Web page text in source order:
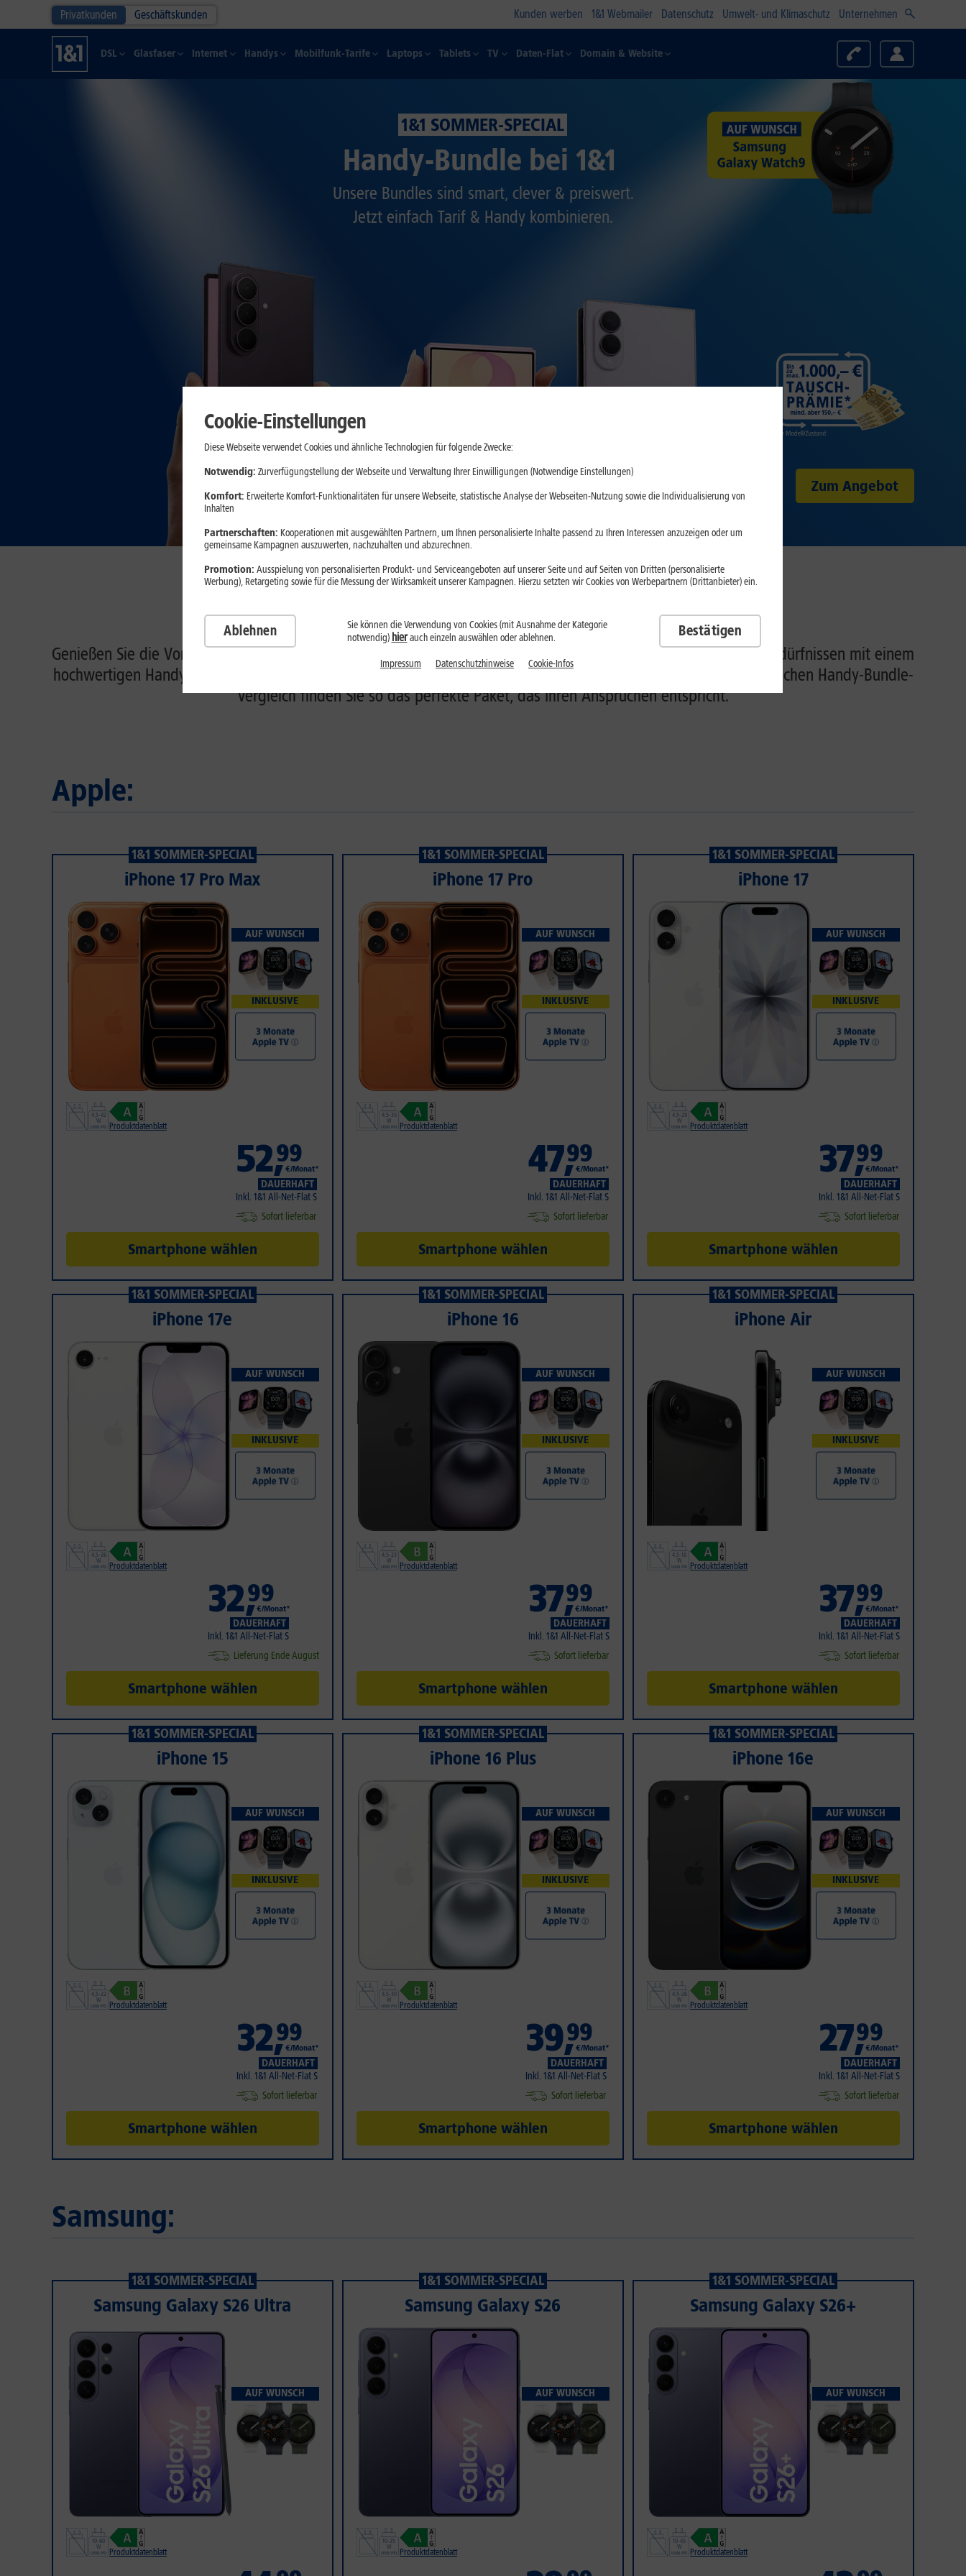
Privatkunden Geschäftskunden Kunden werben 1&1 Webmailer Datenschutz Umwelt- und Klimaschutz Unternehmen
DSL Glasfaser Internet Handys Mobilfunk-Tarife Laptops Tablets TV Daten-Flat Domain & Website
1&1 SOMMER-SPECIAL
Handy-Bundle bei 1&1
Unsere Bundles sind smart, clever & preiswert.
Jetzt einfach Tarif & Handy kombinieren.
Zum Angebot
Günstige Handy-Bundle Angebote
Genießen Sie die Vorteile eines Handy-Bundles. Bei 1&1 haben Sie die Möglichkeit eine All-Net-Flat nach Ihren Bedürfnissen mit einem
hochwertigen Handy zu vergünstigten Konditionen zu kombinieren. So sparen Sie gleich doppelt. Mit einem einfachen Handy-Bundle-
Vergleich finden Sie so das perfekte Paket, das Ihren Ansprüchen entspricht.
Apple:
1&1 SOMMER-SPECIAL
iPhone 17 Pro Max
AUF WUNSCH
INKLUSIVE
Produktdatenblatt
52,99
€/Monat*
DAUERHAFT
Inkl. 1&1 All-Net-Flat S
Sofort lieferbar
Smartphone wählen
1&1 SOMMER-SPECIAL
iPhone 17 Pro
AUF WUNSCH
INKLUSIVE
Produktdatenblatt
47,99
€/Monat*
DAUERHAFT
Inkl. 1&1 All-Net-Flat S
Sofort lieferbar
Smartphone wählen
1&1 SOMMER-SPECIAL
iPhone 17
AUF WUNSCH
INKLUSIVE
Produktdatenblatt
37,99
€/Monat*
DAUERHAFT
Inkl. 1&1 All-Net-Flat S
Sofort lieferbar
Smartphone wählen
1&1 SOMMER-SPECIAL
iPhone 17e
AUF WUNSCH
INKLUSIVE
Produktdatenblatt
32,99
€/Monat*
DAUERHAFT
Inkl. 1&1 All-Net-Flat S
Lieferung Ende August
Smartphone wählen
1&1 SOMMER-SPECIAL
iPhone 16
AUF WUNSCH
INKLUSIVE
Produktdatenblatt
37,99
€/Monat*
DAUERHAFT
Inkl. 1&1 All-Net-Flat S
Sofort lieferbar
Smartphone wählen
1&1 SOMMER-SPECIAL
iPhone Air
AUF WUNSCH
INKLUSIVE
Produktdatenblatt
37,99
€/Monat*
DAUERHAFT
Inkl. 1&1 All-Net-Flat S
Sofort lieferbar
Smartphone wählen
1&1 SOMMER-SPECIAL
iPhone 15
AUF WUNSCH
INKLUSIVE
Produktdatenblatt
32,99
€/Monat*
DAUERHAFT
Inkl. 1&1 All-Net-Flat S
Sofort lieferbar
Smartphone wählen
1&1 SOMMER-SPECIAL
iPhone 16 Plus
AUF WUNSCH
INKLUSIVE
Produktdatenblatt
39,99
€/Monat*
DAUERHAFT
Inkl. 1&1 All-Net-Flat S
Sofort lieferbar
Smartphone wählen
1&1 SOMMER-SPECIAL
iPhone 16e
AUF WUNSCH
INKLUSIVE
Produktdatenblatt
27,99
€/Monat*
DAUERHAFT
Inkl. 1&1 All-Net-Flat S
Sofort lieferbar
Smartphone wählen
Samsung:
1&1 SOMMER-SPECIAL
Samsung Galaxy S26 Ultra
AUF WUNSCH
Produktdatenblatt
1&1 SOMMER-SPECIAL
Samsung Galaxy S26
AUF WUNSCH
Produktdatenblatt
1&1 SOMMER-SPECIAL
Samsung Galaxy S26+
AUF WUNSCH
Produktdatenblatt
Cookie-Einstellungen
Diese Webseite verwendet Cookies und ähnliche Technologien für folgende Zwecke:
Notwendig: Zurverfügungstellung der Webseite und Verwaltung Ihrer Einwilligungen (Notwendige Einstellungen)
Komfort: Erweiterte Komfort-Funktionalitäten für unsere Webseite, statistische Analyse der Webseiten-Nutzung sowie die Individualisierung von
Inhalten
Partnerschaften: Kooperationen mit ausgewählten Partnern, um Ihnen personalisierte Inhalte passend zu Ihren Interessen anzuzeigen oder um
gemeinsame Kampagnen auszuwerten, nachzuhalten und abzurechnen.
Promotion: Ausspielung von personalisierten Produkt- und Serviceangeboten auf unserer Seite und auf Seiten von Dritten (personalisierte
Werbung), Retargeting sowie für die Messung der Wirksamkeit unserer Kampagnen. Hierzu setzten wir Cookies von Werbepartnern (Drittanbieter) ein.
Ablehnen
Sie können die Verwendung von Cookies (mit Ausnahme der Kategorie
notwendig) hierauch einzeln auswählen oder ablehnen. Bestätigen
Impressum Datenschutzhinweise Cookie-Infos